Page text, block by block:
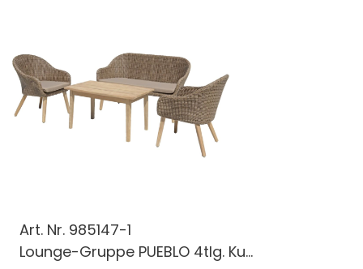
Art. Nr. 985147-1
Lounge-Gruppe PUEBLO 4tlg. Ku...